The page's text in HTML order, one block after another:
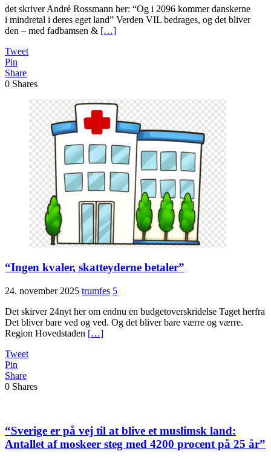
det skriver André Rossmann her: “Og i 2096 kommer danskerne
i mindretal i deres eget land” Verden VIL bedrages, og det bliver
den – med fadbamsen & […]
Tweet
Pin
Share
0 Shares
“Ingen kvaler, skatteyderne betaler”
24. november 2025 trumfes 5
Det skirver 24nyt her om endnu en budgetoverskridelse Taget herfra
Det bliver bare ved og ved. Og det bliver bare værre og værre.
Region Hovedstaden […]
Tweet
Pin
Share
0 Shares
“Sverige er på vej til at blive et muslimsk land:
Antallet af moskeer steg med 4200 procent på 25 år”